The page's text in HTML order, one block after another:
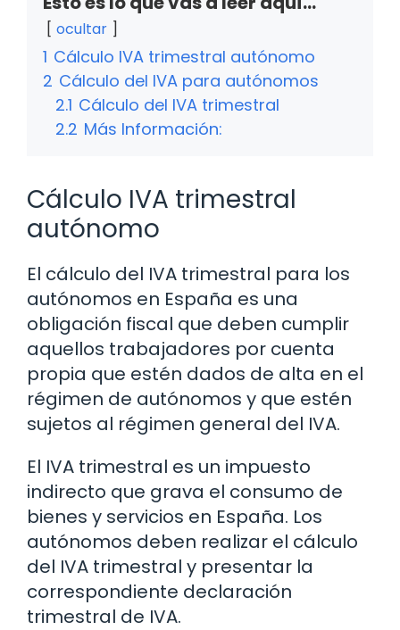
ocultar
1 Cálculo IVA trimestral autónomo
2 Cálculo del IVA para autónomos
2.1 Cálculo del IVA trimestral
2.2 Más Información:
Cálculo IVA trimestral
autónomo
El cálculo del IVA trimestral para los
autónomos en España es una
obligación fiscal que deben cumplir
aquellos trabajadores por cuenta
propia que estén dados de alta en el
régimen de autónomos y que estén
sujetos al régimen general del IVA.
El IVA trimestral es un impuesto
indirecto que grava el consumo de
bienes y servicios en España. Los
autónomos deben realizar el cálculo
del IVA trimestral y presentar la
correspondiente declaración
trimestral de IVA.